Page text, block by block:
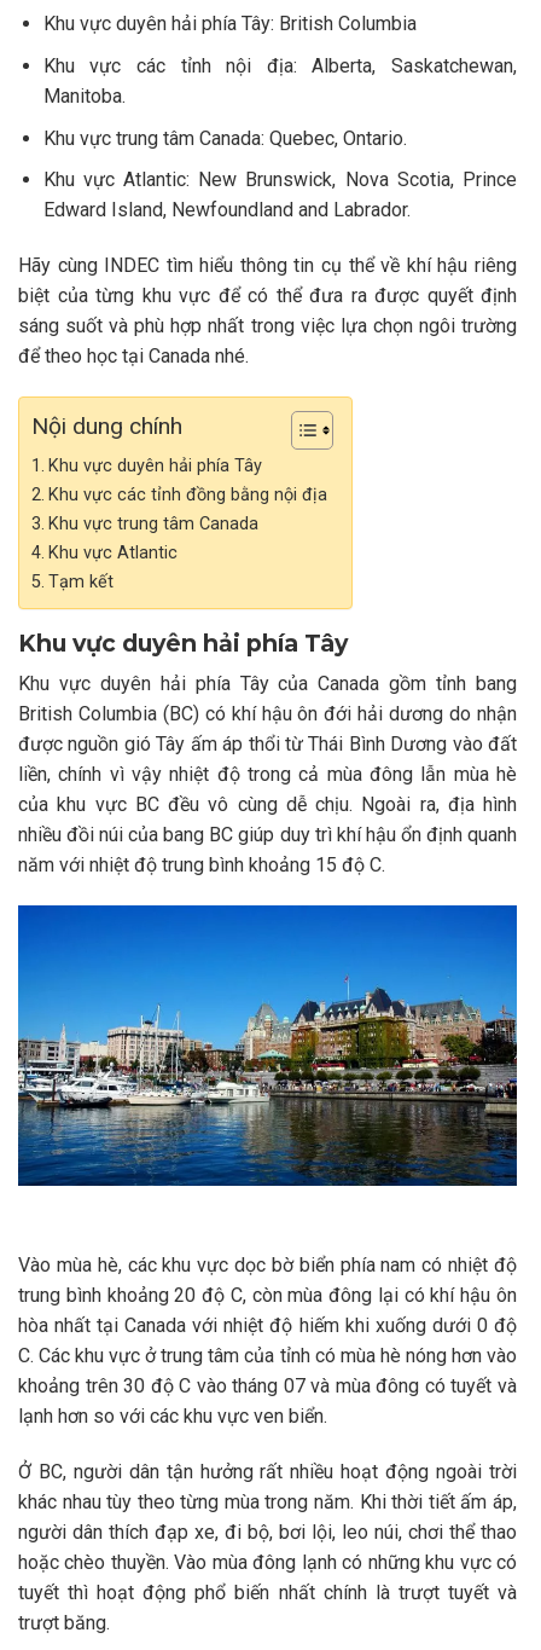
Khu vực duyên hải phía Tây: British Columbia
Khu vực các tỉnh nội địa: Alberta, Saskatchewan,
Manitoba.
Khu vực trung tâm Canada: Quebec, Ontario.
Khu vực Atlantic: New Brunswick, Nova Scotia, Prince
Edward Island, Newfoundland and Labrador.
Hãy cùng INDEC tìm hiểu thông tin cụ thể về khí hậu riêng
biệt của từng khu vực để có thể đưa ra được quyết định
sáng suốt và phù hợp nhất trong việc lựa chọn ngôi trường
để theo học tại Canada nhé.
Nội dung chính
Khu vực duyên hải phía Tây
Khu vực các tỉnh đồng bằng nội địa
Khu vực trung tâm Canada
Khu vực Atlantic
Tạm kết
Khu vực duyên hải phía Tây
Khu vực duyên hải phía Tây của Canada gồm tỉnh bang
British Columbia (BC) có khí hậu ôn đới hải dương do nhận
được nguồn gió Tây ấm áp thổi từ Thái Bình Dương vào đất
liền, chính vì vậy nhiệt độ trong cả mùa đông lẫn mùa hè
của khu vực BC đều vô cùng dễ chịu. Ngoài ra, địa hình
nhiều đồi núi của bang BC giúp duy trì khí hậu ổn định quanh
năm với nhiệt độ trung bình khoảng 15 độ C.
Vào mùa hè, các khu vực dọc bờ biển phía nam có nhiệt độ
trung bình khoảng 20 độ C, còn mùa đông lại có khí hậu ôn
hòa nhất tại Canada với nhiệt độ hiếm khi xuống dưới 0 độ
C. Các khu vực ở trung tâm của tỉnh có mùa hè nóng hơn vào
khoảng trên 30 độ C vào tháng 07 và mùa đông có tuyết và
lạnh hơn so với các khu vực ven biển.
Ở BC, người dân tận hưởng rất nhiều hoạt động ngoài trời
khác nhau tùy theo từng mùa trong năm. Khi thời tiết ấm áp,
người dân thích đạp xe, đi bộ, bơi lội, leo núi, chơi thể thao
hoặc chèo thuyền. Vào mùa đông lạnh có những khu vực có
tuyết thì hoạt động phổ biến nhất chính là trượt tuyết và
trượt băng.